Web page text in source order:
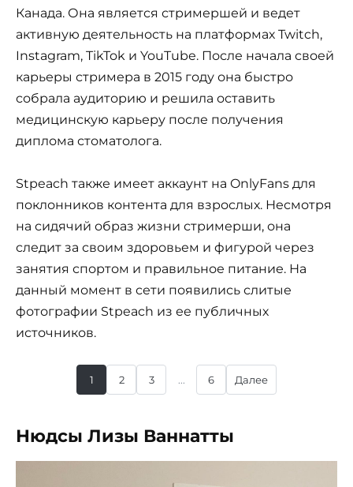
Канада. Она является стримершей и ведет
активную деятельность на платформах Twitch,
Instagram, TikTok и YouTube. После начала своей
карьеры стримера в 2015 году она быстро
собрала аудиторию и решила оставить
медицинскую карьеру после получения
диплома стоматолога.
Stpeach также имеет аккаунт на OnlyFans для
поклонников контента для взрослых. Несмотря
на сидячий образ жизни стримерши, она
следит за своим здоровьем и фигурой через
занятия спортом и правильное питание. На
данный момент в сети появились слитые
фотографии Stpeach из ее публичных
источников.
1 2 3 ... 6 Далее
Нюдсы Лизы Ваннатты